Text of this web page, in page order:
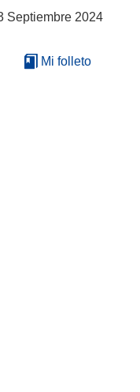
Septiembre 2024
Mi folleto